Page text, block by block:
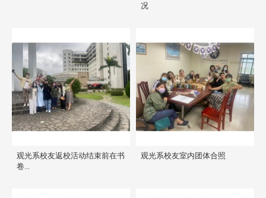
况
观光系校友返校活动结束前在书
卷...
观光系校友室内团体合照